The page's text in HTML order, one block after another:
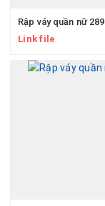
Rập váy quần nữ 289
Link file